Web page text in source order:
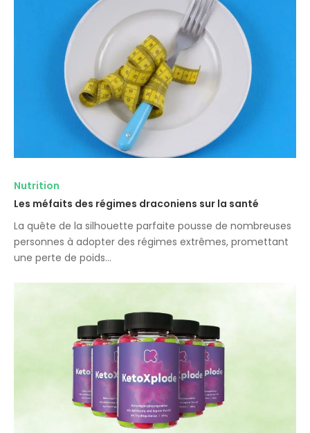
Nutrition
Les méfaits des régimes draconiens sur la santé
La quête de la silhouette parfaite pousse de nombreuses
personnes à adopter des régimes extrêmes, promettant
une perte de poids…